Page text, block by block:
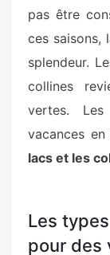
pas être
ces saisons,
splendeur.
collines
vertes.
vacances
lacs et les
Les
pour des